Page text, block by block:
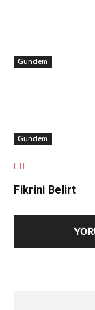
Gündem
Gündem
Fikrini Belirt